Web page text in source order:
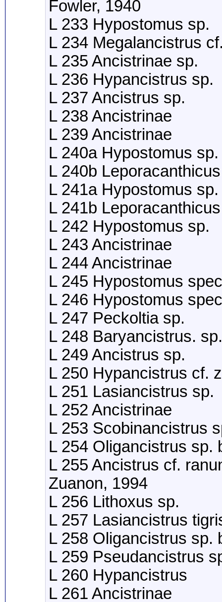
Fowler, 1940
L 233 Hypostomus sp.
L 234 Megalancistrus
L 235 Ancistrinae sp.
L 236 Hypancistrus sp.
L 237 Ancistrus sp.
L 238 Ancistrinae
L 239 Ancistrinae
L 240a Hypostomus sp.
L 240b
L 241a Hypostomus sp.
L 241b
L 242 Hypostomus sp.
L 243 Ancistrinae
L 244 Ancistrinae
L 245 Hypostomus spec
L 246 Hypostomus spec
L 247 Peckoltia sp.
L 248 Baryancistrus. sp.
L 249 Ancistrus sp.
L 250 Hypancistrus cf.
L 251 Lasiancistrus sp.
L 252 Ancistrinae
L 253 Scobinancistrus
L 254 Oligancistrus sp.
L 255 Ancistrus cf.
Zuanon, 1994
L 256 Lithoxus sp.
L 257 Lasiancistrus
L 258 Oligancistrus sp.
L 259 Pseudancistrus
L 260 Hypancistrus
L 261 Ancistrinae